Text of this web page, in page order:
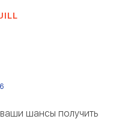
шансы получить